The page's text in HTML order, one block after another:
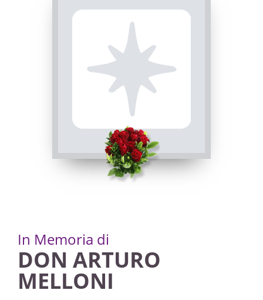
In Memoria di
DON ARTURO
MELLONI
Novara, nel 1962.I primi mesi di sacerdozio li ha
vissuti ad Alpino di Gignese, mentre nel 1962 è
stato prescelto come vicario parrocchiale di
Domodossola, dove è rimasto fino al 1969,
quando ha assunto l'incarico di animatore del
Seminario minore di Arona. In seguito, è stato
parroco a Pogno e Prero, poi a Crusinallo, fino al
2014. «Don Arturo — ha detto il sindaco di
Omegna Daniele Berio —, è stato un punto di
riferimento per i giovani, per le famiglie e per
tutta la comunità di Crusinallo e verrà
certamente ricordato con affetto».